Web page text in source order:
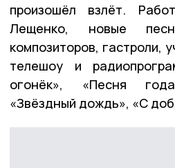
произошёл взлёт.
Лещенко, новые
композиторов, гастроли,
телешоу и
огонёк», «Песня
«Звёздный дождь», «С